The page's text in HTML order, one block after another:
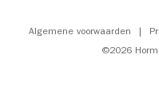
Algemene voorwaarden
©2026